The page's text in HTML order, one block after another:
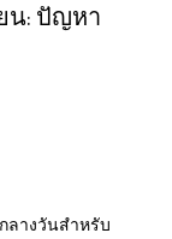
น: ปัญหา
ลางวันสำหรับ